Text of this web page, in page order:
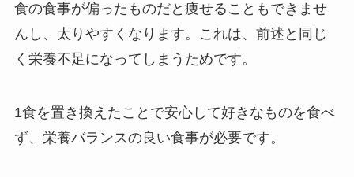
食の食事が偏ったものだと痩せることもできませ
んし、太りやすくなります。これは、前述と同じ
く栄養不足になってしまうためです。
1食を置き換えたことで安心して好きなものを食べ
ず、栄養バランスの良い食事が必要です。